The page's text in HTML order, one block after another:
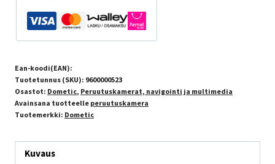
Ean-koodi(EAN):
Tuotetunnus (SKU): 9600000523
Osastot: Dometic, Peruutuskamerat, navigointi ja multimedia
Avainsana tuotteelle peruutuskamera
Tuotemerkki: Dometic
Kuvaus